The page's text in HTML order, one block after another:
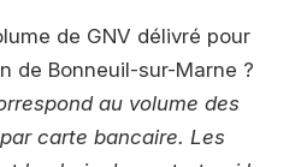
de GNV délivré pour
de Bonneuil-sur-Marne ?
au volume des
carte bancaire. Les